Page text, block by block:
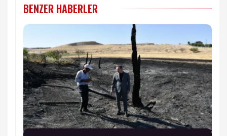
BENZER HABERLER